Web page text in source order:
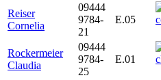
Reiser
Cornelia
09444
9784-
21
E.05
Rockermeier
Claudia
09444
9784-
25
E.01